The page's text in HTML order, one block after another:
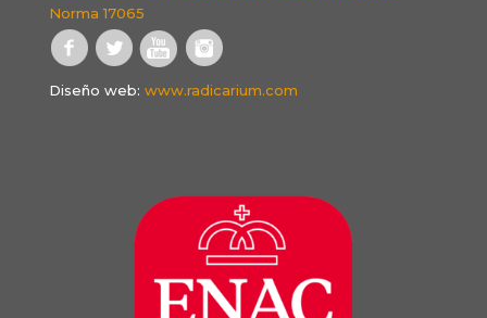
Norma 17065
Diseño web: www.radicarium.com